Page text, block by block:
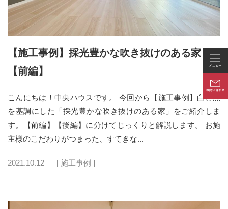
【施工事例】採光豊かな吹き抜けのある家
【前編】
こんにちは！中央ハウスです。 今回から【施工事例】白と黒
を基調にした「採光豊かな吹き抜けのある家」をご紹介しま
す。【前編】【後編】に分けてじっくりと解説します。 お施
主様のこだわりがつまった、すてきな...
2021.10.12 [ 施工事例 ]